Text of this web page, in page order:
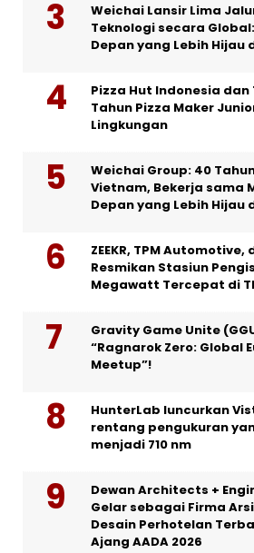
Weichai Lansir Lima
Teknologi secara
Depan yang Lebih Hijau
Pizza Hut Indonesia dan
Tahun Pizza Maker
Lingkungan
Weichai Group: 40
Vietnam, Bekerja sama
Depan yang Lebih Hijau
ZEEKR, TPM Automotive,
Resmikan Stasiun
Megawatt Tercepat di
Gravity Game Unite
“Ragnarok Zero: Global
Meetup”!
HunterLab luncurkan
rentang pengukuran
menjadi 710 nm
Dewan Architects +
Gelar sebagai Firma
Desain Perhotelan
Ajang AADA 2026